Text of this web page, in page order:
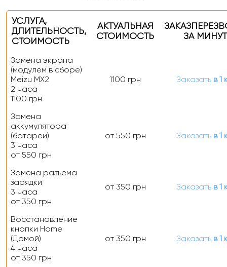
УСЛУГА,
ДЛИТЕЛЬНОСТЬ,
СТОИМОСТЬ
АКТУАЛЬНАЯ
СТОИМОСТЬ
ЗАКАЗ
ЗА
Замена экрана
(модулем в сборе)
Meizu MX2
2 часа
1100 грн
1100 грн Заказатьв 1
Замена
аккумулятора
(батареи)
3 часа
от 550 грн
от 550 грн Заказатьв 1
Замена разъема
зарядки
3 часа
от 350 грн
от 350 грн Заказатьв 1
Восстановление
кнопки Home
(Домой)
4 часа
от 350 грн
от 350 грн Заказатьв 1